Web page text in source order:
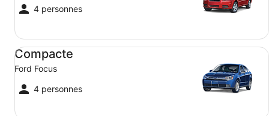
4 personnes
Compacte
Ford Focus
4 personnes
Compacte Ford Focus